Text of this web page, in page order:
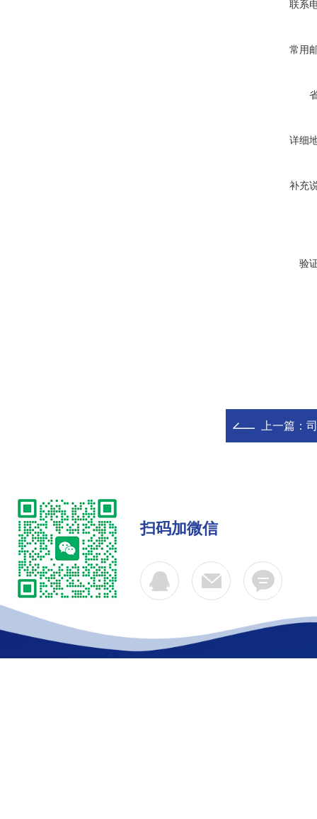
联系
常用
详细
补充
验
上一篇：
扫码加微信